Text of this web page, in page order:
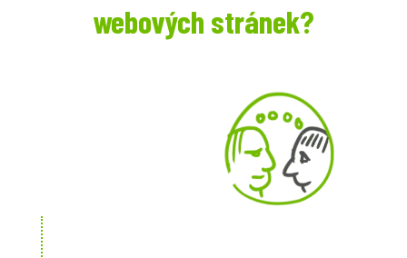
webových stránek?